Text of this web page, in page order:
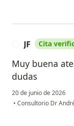
JF Cita
Muy buena
dudas
20 de junio de 2026
• Consultorio Dr